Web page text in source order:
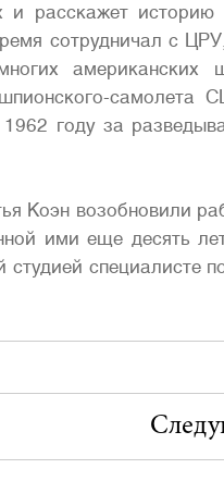
расскажет историю
сотрудничал с
американских
самолета
году за
Коэн возобновили
ими еще десять
специалисте